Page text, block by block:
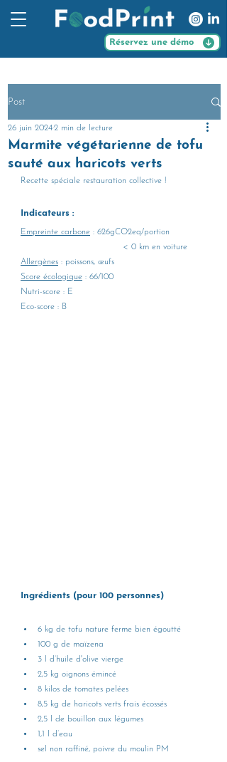
Réservez une démo
Post
Marmite végétarienne de tofu
sauté aux haricots verts
26 juin 20242 min de lecture
Recette spéciale restauration collective !
Indicateurs :
Empreinte carbone : 626gCO2eq/portion
			      < 0 km en voiture
Allergènes : poissons, œufs
Score écologique : 66/100
Nutri-score : E
Eco-score : B
Ingrédients (pour 100 personnes)
6 kg de tofu nature ferme bien égoutté
100 g de maïzena
3 l d’huile d'olive vierge
2,5 kg oignons émincé
8 kilos de tomates pelées
8,5 kg de haricots verts frais écossés
2,5 l de bouillon aux légumes
1,1 l d’eau
sel non raffiné, poivre du moulin PM